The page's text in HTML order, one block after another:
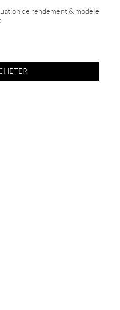
de rendement & modèle